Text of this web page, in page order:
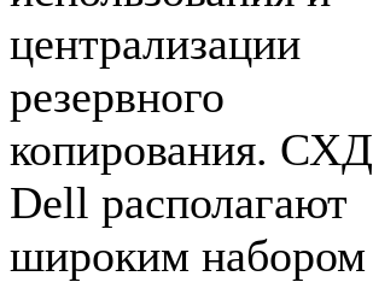
централизации
резервного
копирования. СХД
Dell располагают
широким набором